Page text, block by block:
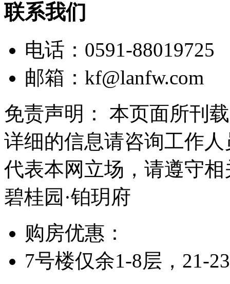
联系我们
电话：0591-88019725
邮箱： kf@lanfw.com
免责声明： 本页面所刊
详细的信息请咨询工作
代表本网立场，请遵守
碧桂园·铂玥府
购房优惠：
7号楼仅余1-8层，21-